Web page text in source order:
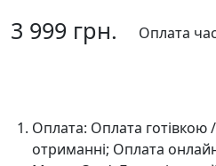
3 999 грн. Оплата
Оплата: Оплата готівкою
отриманні; Оплата